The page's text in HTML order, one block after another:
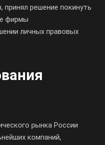
принял решение покинуть
фирмы
личных правовых
рынка России
компаний,